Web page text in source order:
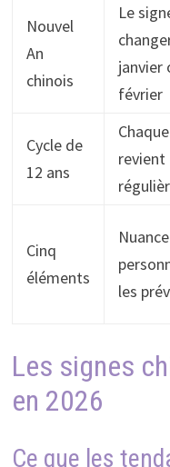
Nouvel
An
chinois
Le
janvier
février
Cycle de
12 ans
revient
Cinq
éléments
les
Les signes
en 2026
Ce que les